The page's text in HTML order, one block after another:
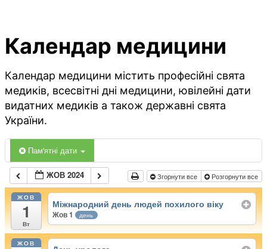
Календар медицини
Календар медицини містить професійні свята
медиків, всесвітні дні медицини, ювілейні дати
видатних медиків а також державні свята
України.
Пам'ятні дати
ЖОВ 2024 Згорнути все Розгорнути все
ЖОВ
1
Вт
Міжнародний день людей похилого віку
Жов 1 день
ЖОВ